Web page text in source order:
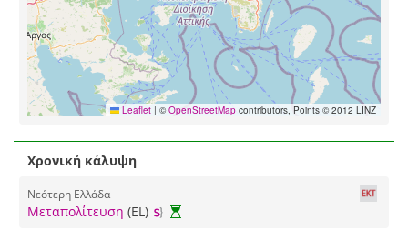
Leaflet | © OpenStreetMap contributors, Points © 2012 LINZ
Χρονική κάλυψη
Νεότερη Ελλάδα
Μεταπολίτευση (EL)